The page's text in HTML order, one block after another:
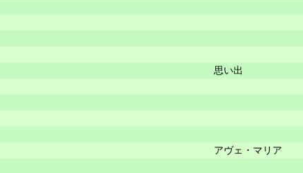
思い出
アヴェ・マリア